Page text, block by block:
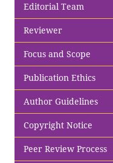
Editorial Team
Reviewer
Focus and Scope
Publication Ethics
Author Guidelines
Copyright Notice
Peer Review Process